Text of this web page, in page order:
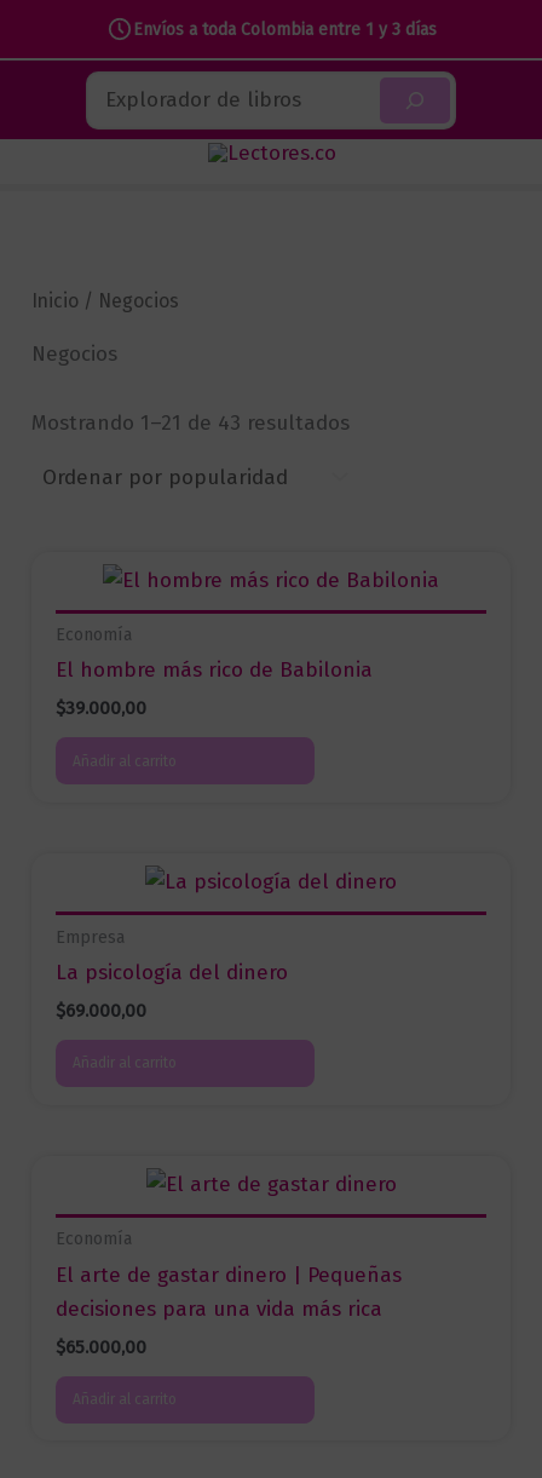
Envíos a toda Colombia entre 1 y 3 días
contenido
Buscar
Inicio / Negocios
Negocios
Mostrando 1–21 de 43 resultadosSorted
Economía
El hombre más rico de Babilonia
$39.000,00
Añadir al carrito
Empresa
La psicología del dinero
$69.000,00
Añadir al carrito
Economía
El arte de gastar dinero | Pequeñas
decisiones para una vida más rica
$65.000,00
Añadir al carrito